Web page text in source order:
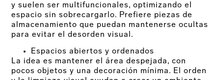
y suelen ser multifuncionales, optimizando el
espacio sin sobrecargarlo. Prefiere piezas de
almacenamiento que puedan mantenerse ocultas
para evitar el desorden visual.
Espacios abiertos y ordenados
La idea es mantener el área despejada, con
pocos objetos y una decoración mínima. El orden